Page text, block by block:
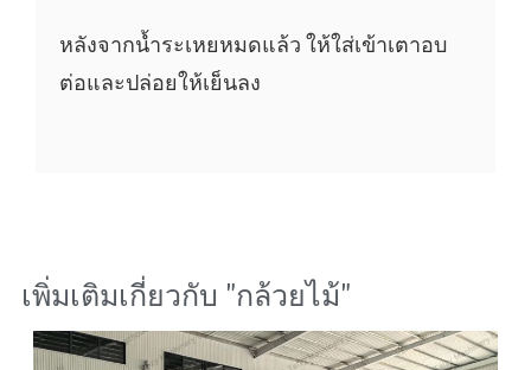
หลังจากน้ำระเหยหมดแล้ว ให้ใส่เข้าเตาอบ
ต่อและปล่อยให้เย็นลง
เพิ่มเติมเกี่ยวกับ "กล้วยไม้"